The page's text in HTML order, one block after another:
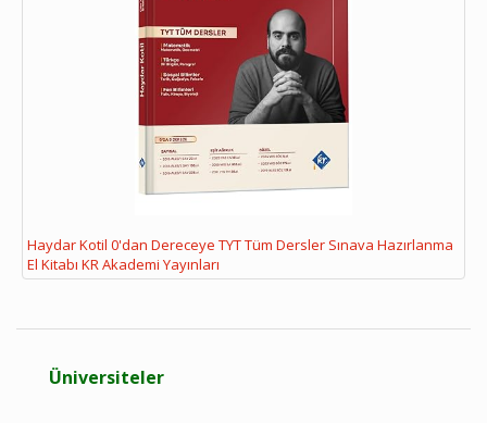
Haydar Kotil 0'dan Dereceye TYT Tüm Dersler Sınava Hazırlanma
El Kitabı KR Akademi Yayınları
Üniversiteler